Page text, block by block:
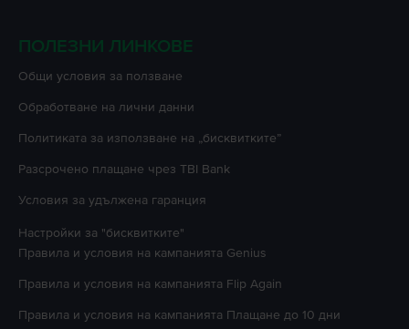
ПОЛЕЗНИ ЛИНКОВЕ
Oбщи условия за ползване
Oбработване на лични данни
Политиката за използване на „бисквитките”
Разсрочено плащане чрез TBI Bank
Условия за удължена гаранция
Настройки за "бисквитките"
Правила и условия на кампанията Genius
Правила и условия на кампанията Flip Again
Правила и условия на кампанията Плащане до 10 дни